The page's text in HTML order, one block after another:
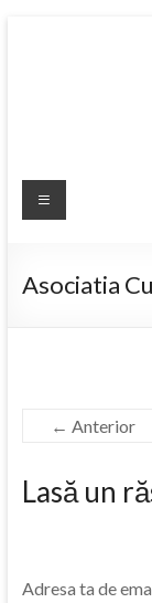
Asociatia
← Anterior
Lasă un
Adresa ta de